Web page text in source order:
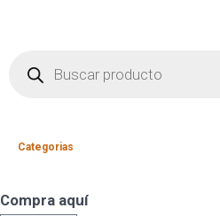
Categorias
Compra aquí